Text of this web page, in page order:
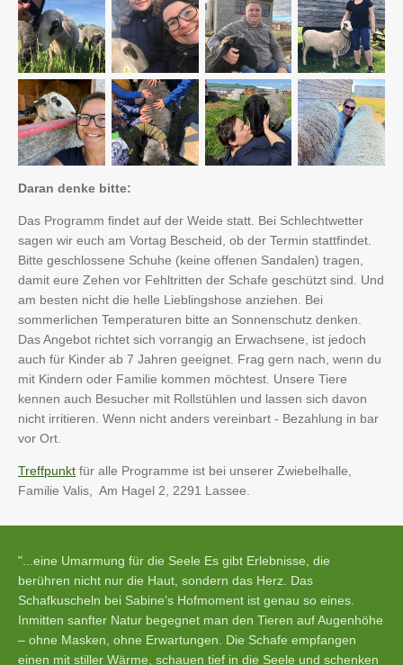
Daran denke bitte:
Das Programm findet auf der Weide statt. Bei Schlechtwetter
sagen wir euch am Vortag Bescheid, ob der Termin stattfindet.
Bitte geschlossene Schuhe (keine offenen Sandalen) tragen,
damit eure Zehen vor Fehltritten der Schafe geschützt sind. Und
am besten nicht die helle Lieblingshose anziehen. Bei
sommerlichen Temperaturen bitte an Sonnenschutz denken.
Das Angebot richtet sich vorrangig an Erwachsene, ist jedoch
auch für Kinder ab 7 Jahren geeignet. Frag gern nach, wenn du
mit Kindern oder Familie kommen möchtest. Unsere Tiere
kennen auch Besucher mit Rollstühlen und lassen sich davon
nicht irritieren. Wenn nicht anders vereinbart - Bezahlung in bar
vor Ort.
Treffpunkt für alle Programme ist bei unserer Zwiebelhalle,
Familie Valis, Am Hagel 2, 2291 Lassee.
"...eine Umarmung für die Seele Es gibt Erlebnisse, die
berühren nicht nur die Haut, sondern das Herz. Das
Schafkuscheln bei Sabine’s Hofmoment ist genau so eines.
Inmitten sanfter Natur begegnet man den Tieren auf Augenhöhe
– ohne Masken, ohne Erwartungen. Die Schafe empfangen
einen mit stiller Wärme, schauen tief in die Seele und schenken